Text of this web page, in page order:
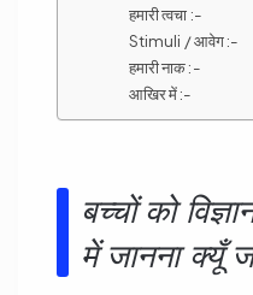
हमारी त्वचा :-
Stimuli / आवेग :-
हमारी नाक :-
आखिर में :-
बच्चों को
में जानना क्यूँ